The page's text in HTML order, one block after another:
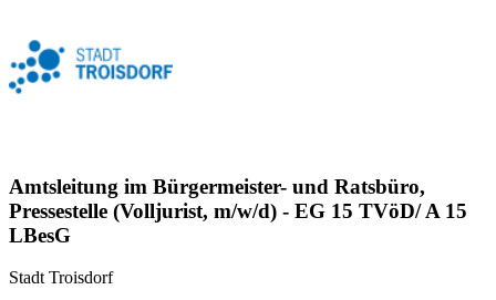
Amtsleitung im Bürgermeister- und Ratsbüro,
Pressestelle (Volljurist, m/w/d) - EG 15 TVöD/ A 15
LBesG
Stadt Troisdorf